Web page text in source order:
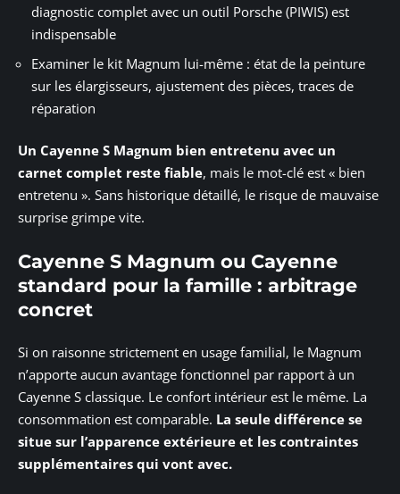
diagnostic complet avec un outil Porsche (PIWIS) est
indispensable
Examiner le kit Magnum lui-même : état de la peinture
sur les élargisseurs, ajustement des pièces, traces de
réparation
Un Cayenne S Magnum bien entretenu avec un
carnet complet reste fiable, mais le mot-clé est « bien
entretenu ». Sans historique détaillé, le risque de mauvaise
surprise grimpe vite.
Cayenne S Magnum ou Cayenne
standard pour la famille : arbitrage
concret
Si on raisonne strictement en usage familial, le Magnum
n’apporte aucun avantage fonctionnel par rapport à un
Cayenne S classique. Le confort intérieur est le même. La
consommation est comparable. La seule différence se
situe sur l’apparence extérieure et les contraintes
supplémentaires qui vont avec.